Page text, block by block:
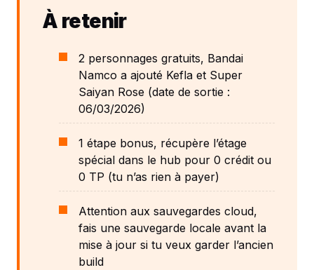
À retenir
2 personnages gratuits, Bandai
Namco a ajouté Kefla et Super
Saiyan Rose (date de sortie :
06/03/2026)
1 étape bonus, récupère l’étage
spécial dans le hub pour 0 crédit ou
0 TP (tu n’as rien à payer)
Attention aux sauvegardes cloud,
fais une sauvegarde locale avant la
mise à jour si tu veux garder l’ancien
build